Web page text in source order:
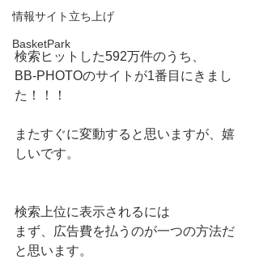
情報サイト立ち上げ
BasketPark
検索ヒットした592万件のうち、
BB-PHOTOのサイトが1番目にきまし
た！！！
またすぐに変動すると思いますが、嬉
しいです。
検索上位に表示されるには
まず、広告費を払うのが一つの方法だ
と思います。